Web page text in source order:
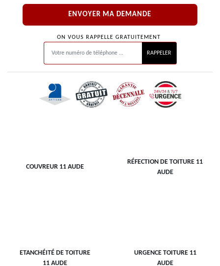
ON VOUS RAPPELLE GRATUITEMENT
COUVREUR 11 AUDE
RÉFECTION DE TOITURE 11
AUDE
ETANCHÉITÉ DE TOITURE
11 AUDE
URGENCE TOITURE 11
AUDE